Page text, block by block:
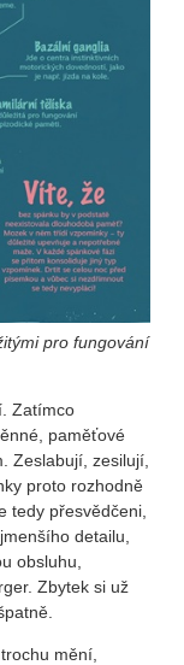
pro fungování
Zatímco
paměťové
Zeslabují, zesilují,
proto rozhodně
tedy přesvědčeni,
detailu,
obsluhu,
Zbytek si už
mění,